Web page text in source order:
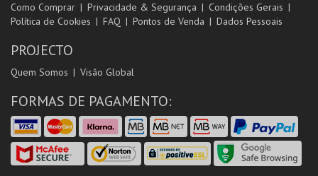
Como Comprar Privacidade & Segurança
Condições Gerais
Política de Cookies
FAQ Pontos de Venda Dados Pessoais
PROJECTO
Quem Somos Visão Global
FORMAS DE PAGAMENTO: